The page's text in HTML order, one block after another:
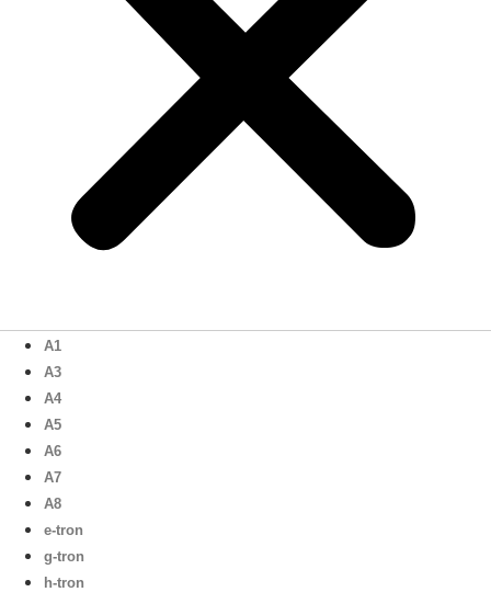
A1
A3
A4
A5
A6
A7
A8
e-tron
g-tron
h-tron